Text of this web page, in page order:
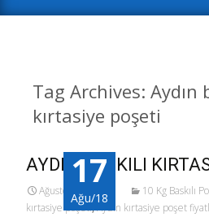
Tag Archives: Aydın
kırtasiye poşeti
17
Ağu/18
AYDIN BASKILI
Ağustos 17, 2018 10 Kg Baskılı
kırtasiye poşeti,Aydın kırtasiye poşet